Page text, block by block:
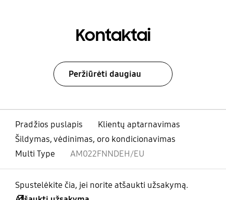
Kontaktai
Peržiūrėti daugiau
Pradžios puslapis
Klientų aptarnavimas
Šildymas, vėdinimas, oro kondicionavimas
Multi Type
AM022FNNDEH/EU
Spustelėkite čia, jei norite atšaukti užsakymą.